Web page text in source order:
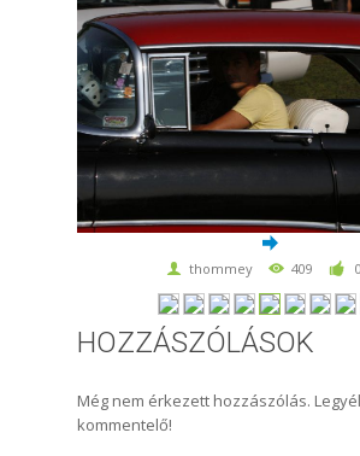
thommey 409 0
HOZZÁSZÓLÁSOK
Még nem érkezett hozzászólás.
kommentelő!